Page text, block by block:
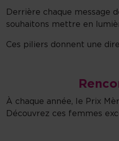
Derrière chaque message
souhaitons mettre en
Ces piliers donnent une
À chaque année, le Prix
Découvrez ces femmes